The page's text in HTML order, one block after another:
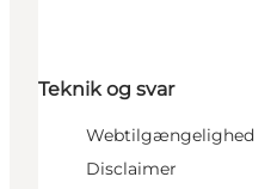
Teknik og svar
Webtilgængelighed
Disclaimer